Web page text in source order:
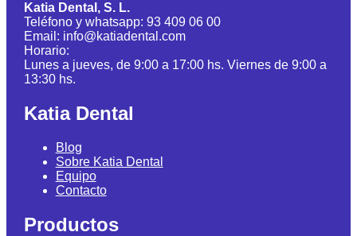
Katia Dental, S. L.
Teléfono y whatsapp: 93 409 06 00
Email: info@katiadental.com
Horario:
Lunes a jueves, de 9:00 a 17:00 hs. Viernes de 9:00 a
13:30 hs.
Katia Dental
Blog
Sobre Katia Dental
Equipo
Contacto
Productos